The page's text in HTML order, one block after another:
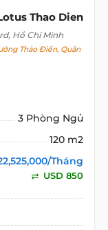
Thao Dien
Hồ Chí Minh
Thảo Điền, Quận
3 Phòng Ngủ
120 m2
Tháng
USD 850